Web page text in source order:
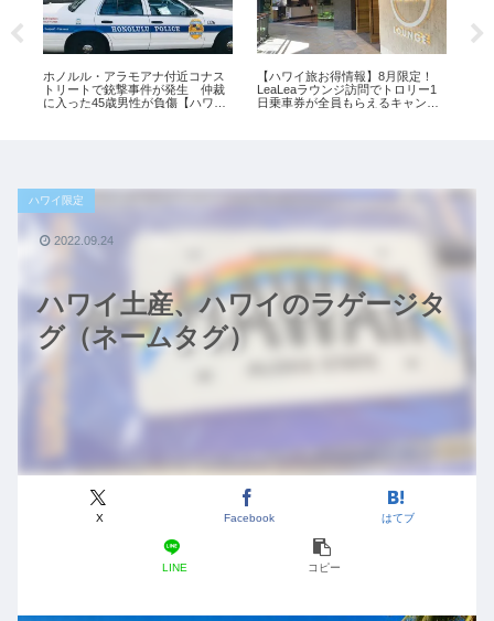
ホノルル・アラモアナ付近コナス
トリートで銃撃事件が発生 仲裁
に入った45歳男性が負傷【ハワイ
【ハワイ旅お得情報】8月限定！
LeaLeaラウンジ訪問でトロリー1
日乗車券が全員もらえるキャンペ
ハワイ土産、ハワイのラゲージタ
グ（ネームタグ）
ハワイ限定
X Facebook はてブ
LINE コピー
2022.09.24